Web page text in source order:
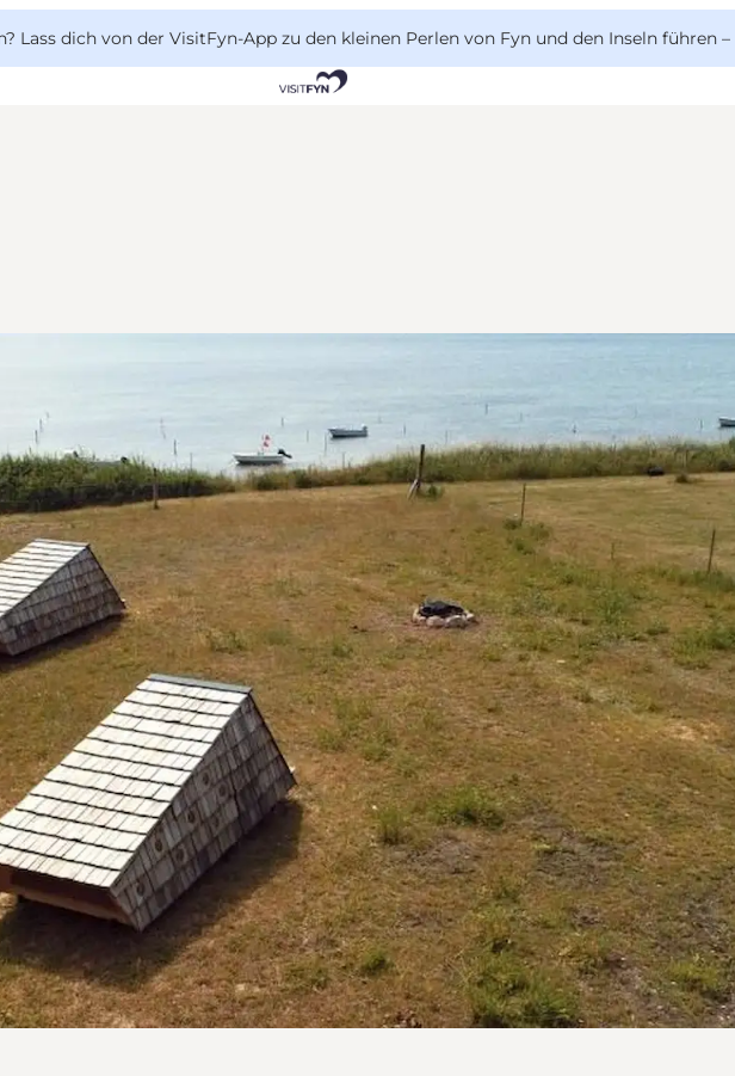
Lass dich von der VisitFyn-App zu den kleinen Perlen von Fyn und den Inseln führen –